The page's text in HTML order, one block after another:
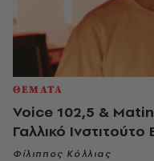
ΘΕΜΑΤΑ
Voice 102,5 &
Γαλλικό
Φίλιππος Κόλλιας